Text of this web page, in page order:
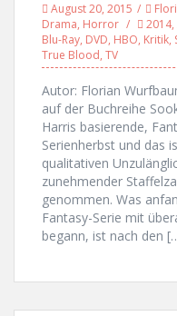
August 20, 2015
Drama, Horror 2014,
Blu-Ray, DVD, HBO, Kritik,
True Blood, TV
Autor: Florian
auf der Buchreihe
Harris basierende,
Serienherbst und das
qualitativen
zunehmender
genommen. Was
Fantasy-Serie mit
begann, ist nach den